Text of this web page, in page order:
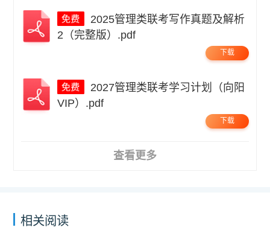
2（完整版）.pdf
下载
VIP）.pdf
下载
查看更多
相关阅读